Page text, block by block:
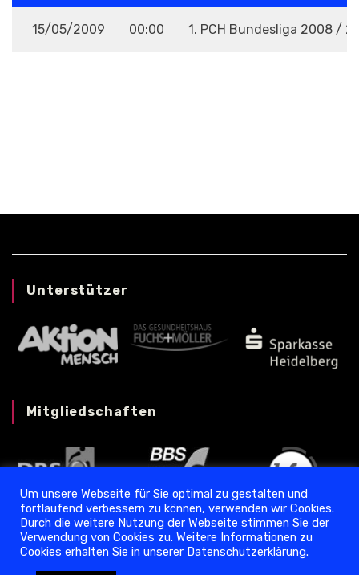
15/05/2009 00:00 1. PCH Bundesliga 2008 /
Unterstützer
Mitgliedschaften
Um unsere Webseite für Sie optimal zu gestalten und
fortlaufend verbessern zu können, verwenden wir Cookies.
Durch die weitere Nutzung der Webseite stimmen Sie der
Verwendung von Cookies zu. Weitere Informationen zu
Cookies erhalten Sie in unserer Datenschutzerklärung.